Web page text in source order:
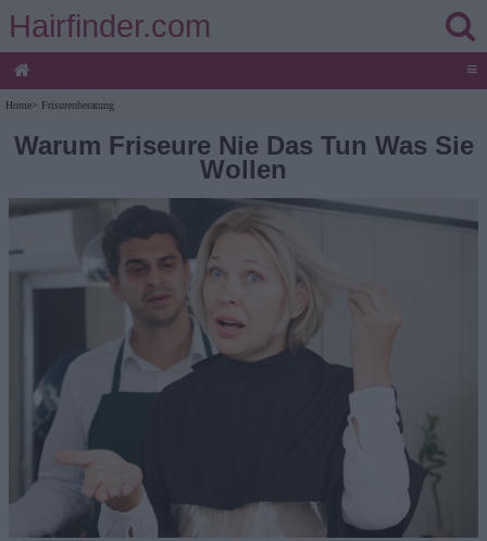
Hairfinder.com
≡
Home> Frisurenberatung
Warum Friseure Nie Das Tun Was Sie
Wollen